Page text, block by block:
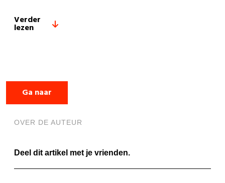
Verder
lezen
Ga naar
OVER DE AUTEUR
Deel dit artikel met je vrienden.